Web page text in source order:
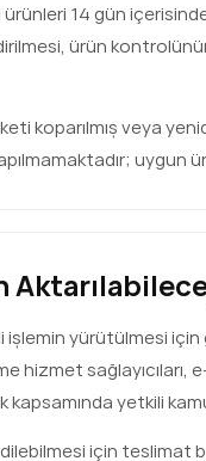
14 gün
ürün
koparılmış veya
uygun
yürütülmesi için
hizmet
yetkili
için teslimat